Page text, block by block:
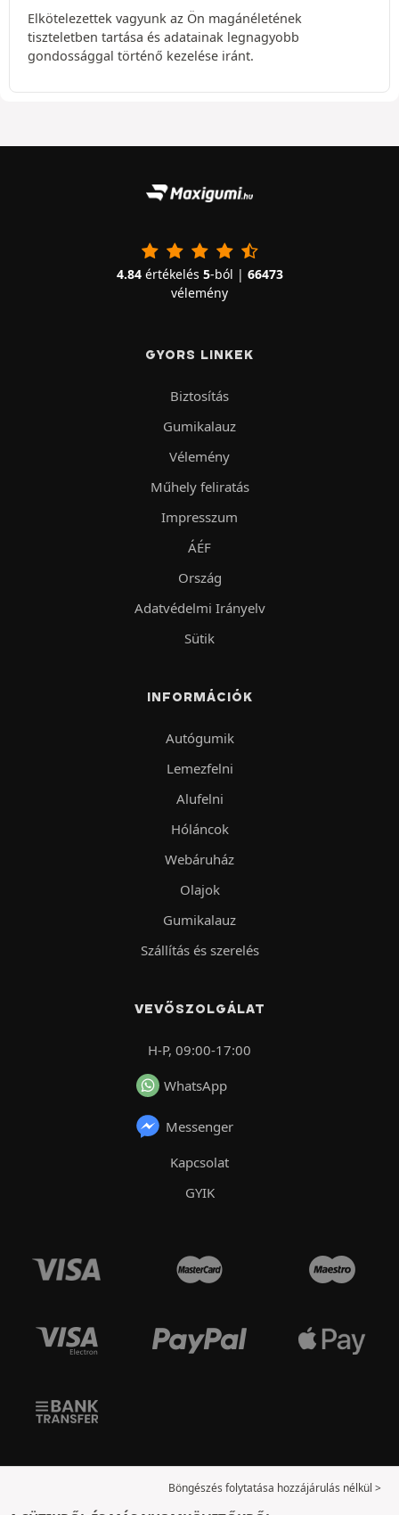
Elkötelezettek vagyunk az Ön magánéletének
tiszteletben tartása és adatainak legnagyobb
gondossággal történő kezelése iránt.
4.84értékelés 5-ból | 66473
vélemény
GYORS LINKEK
Biztosítás
Gumikalauz
Vélemény
Műhely feliratás
Impresszum
ÁÉF
Ország
Adatvédelmi Irányelv
Sütik
INFORMÁCIÓK
Autógumik
Lemezfelni
Alufelni
Hóláncok
Webáruház
Olajok
Gumikalauz
Szállítás és szerelés
VEVŐSZOLGÁLAT
H-P, 09:00-17:00
WhatsApp
Messenger
Kapcsolat
GYIK
Böngészés folytatása hozzájárulás nélkül >